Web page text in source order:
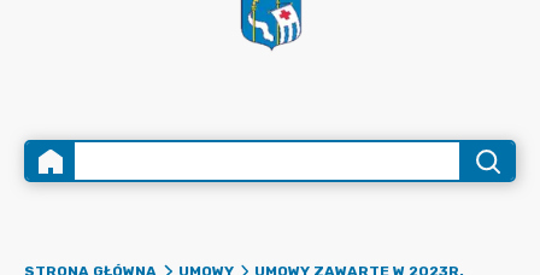
STRONA GŁÓWNA UMOWY
UMOWY ZAWARTE W 2023R.